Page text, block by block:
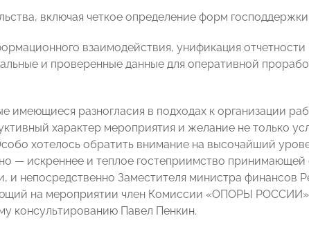
включая четкое определение форм
взаимодействия, унификация отчетности
и проверенные данные для оперативной
имеющиеся разногласия в подходах к организации
характер мероприятия и желание не только
хотелось обратить внимание на высочайший
— искреннее и теплое гостеприимство
и непосредственно Заместителя министра финансов
на мероприятии член Комиссии «ОПОРЫ РОССИИ»
консультированию Павел Пенкин.